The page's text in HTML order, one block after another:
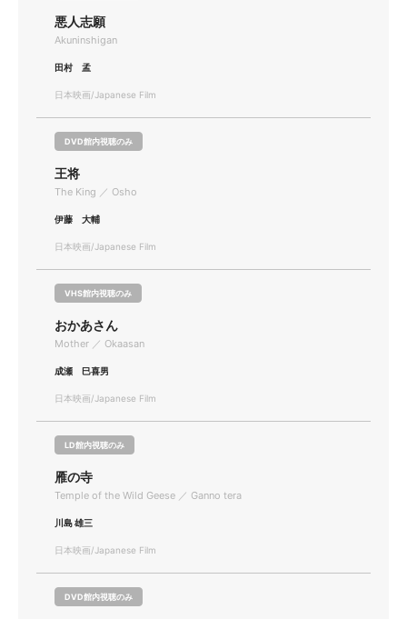
悪人志願
Akuninshigan
田村 孟
日本映画/Japanese Film
DVD館内視聴のみ
王将
The King ／ Osho
伊藤 大輔
日本映画/Japanese Film
VHS館内視聴のみ
おかあさん
Mother ／ Okaasan
成瀬 巳喜男
日本映画/Japanese Film
LD館内視聴のみ
雁の寺
Temple of the Wild Geese ／ Ganno tera
川島 雄三
日本映画/Japanese Film
DVD館内視聴のみ